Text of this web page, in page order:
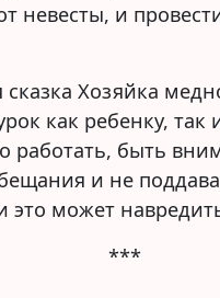
невесты, и
сказка Хозяйка
как ребенку, так
работать, быть
и не
это может
***